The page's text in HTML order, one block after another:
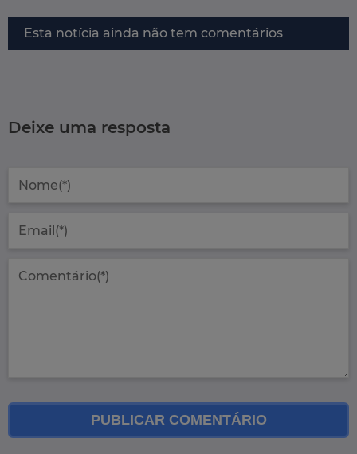
Esta notícia ainda não tem comentários
Deixe uma resposta
PUBLICAR COMENTÁRIO